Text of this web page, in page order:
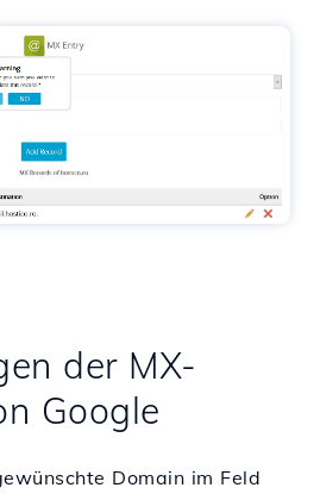
der MX-
Google
Domain im Feld